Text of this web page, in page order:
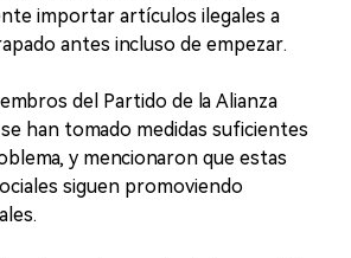
importar artículos ilegales a
antes incluso de empezar.
del Partido de la Alianza
han tomado medidas suficientes
y mencionaron que estas
siguen promoviendo